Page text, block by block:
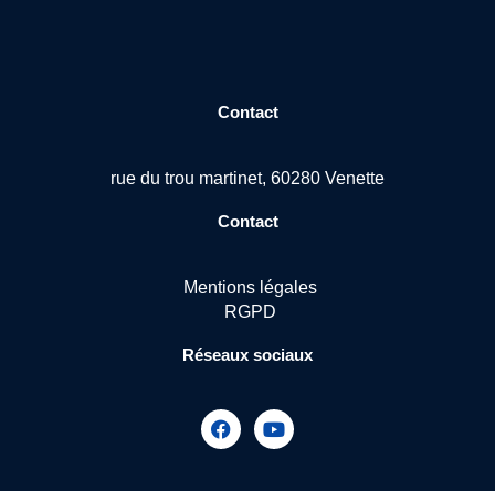
Contact
rue du trou martinet, 60280 Venette
Contact
Mentions légales
RGPD
Réseaux sociaux